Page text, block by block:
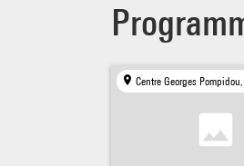
Centre Georges